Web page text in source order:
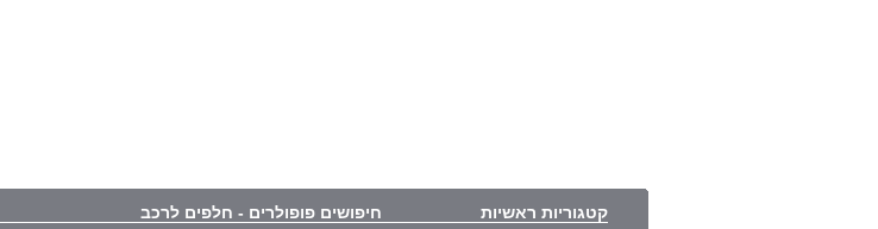
קטגוריות ראשיות חיפושים פופולרים - חלפים לרכב